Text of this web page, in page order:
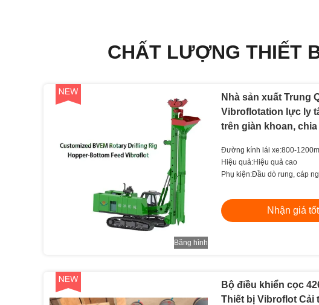
CHẤT LƯỢNG THIẾT
Băng hình
Nhà sản xuất Trung
Vibroflotation lực ly
trên giàn khoan,
Đường kính lái xe:800-
Hiệu quả:Hiệu quả cao
Phụ kiện:Đầu dò rung, cáp
Nhận giá
Bộ điều khiển cọc
Thiết bị Vibroflot Cải